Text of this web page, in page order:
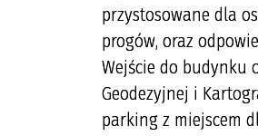
przystosowane dla
progów, oraz
Wejście do budynku
Geodezyjnej i
parking z miejscem